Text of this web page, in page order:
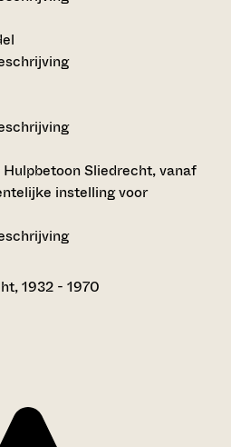
Sliedrecht, vanaf
instelling voor
1932 - 1970